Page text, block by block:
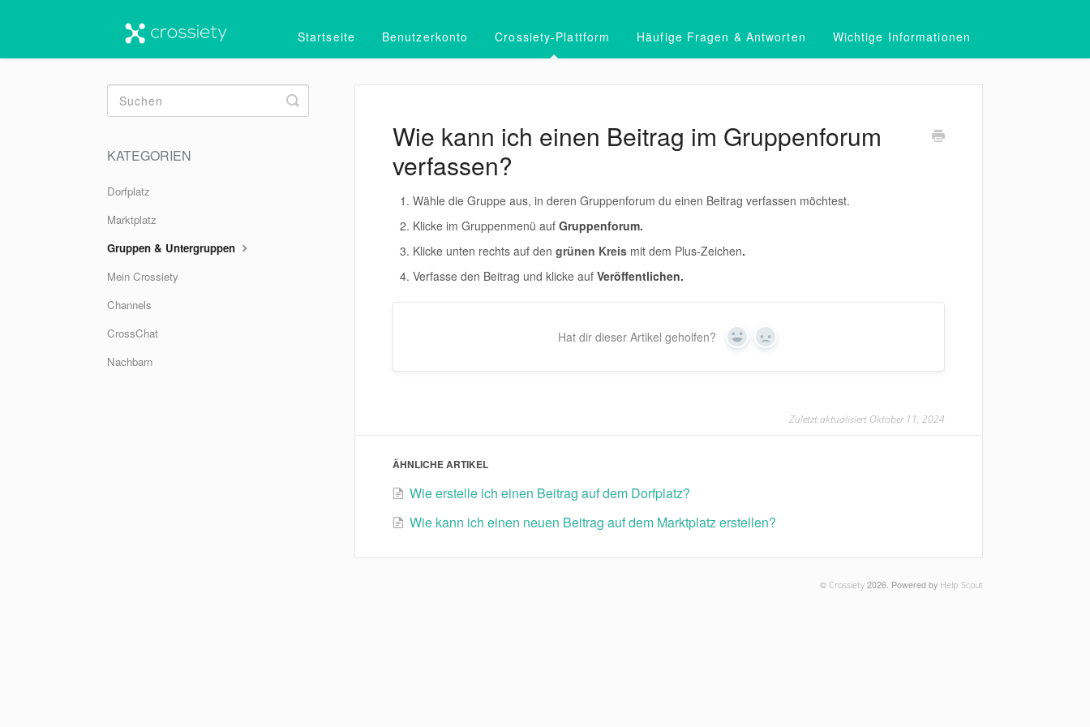
Startseite Benutzerkonto Crossiety-Plattform Häufige Fragen & Antworten Wichtige Informationen
Wie kann ich einen Beitrag im Gruppenforum
verfassen?
Wähle die Gruppe aus, in deren Gruppenforum du einen Beitrag verfassen möchtest.
Klicke im Gruppenmenü auf Gruppenforum.
Klicke unten rechts auf den grünen Kreismit dem Plus-Zeichen.
Verfasse den Beitrag und klicke auf Veröffentlichen.
Hat dir dieser Artikel geholfen? Yes No
Zuletzt aktualisiert Oktober 11, 2024
ÄHNLICHE ARTIKEL
Wie erstelle ich einen Beitrag auf dem Dorfplatz?
Wie kann ich einen neuen Beitrag auf dem Marktplatz erstellen?
Toggle
Search
KATEGORIEN
Dorfplatz
Marktplatz
Gruppen & Untergruppen
Mein Crossiety
Channels
CrossChat
Nachbarn
© Crossiety 2026. Powered by Help Scout